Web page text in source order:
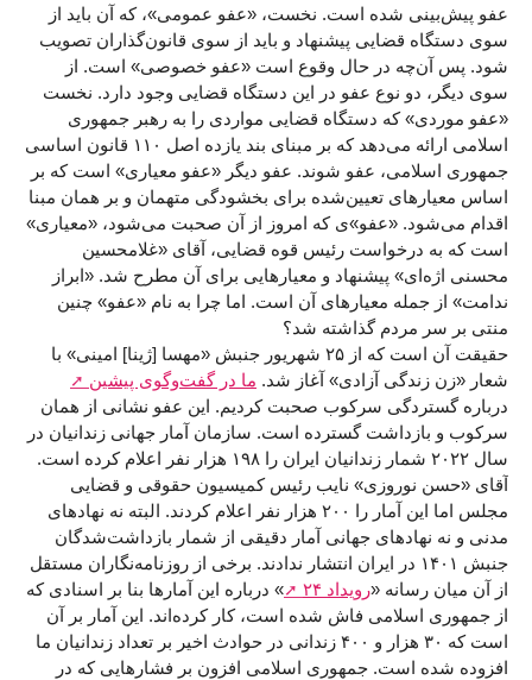
عفو پیش‌بینی شده است. نخست، «عفو عمومی»، که آن باید از
سوی دستگاه قضایی پیشنهاد و باید از سوی قانون‌گذاران تصویب
شود. پس آن‌چه در حال وقوع است «عفو خصوصی» است. از
سوی دیگر، دو نوع عفو در این دستگاه قضایی وجود دارد. نخست
«عفو موردی» که دستگاه قضایی مواردی را به رهبر جمهوری
اسلامی ارائه می‌دهد که بر مبنای بند یازده اصل ۱۱۰ قانون اساسی
جمهوری اسلامی، عفو شوند. عفو دیگر «عفو معیاری» است که بر
اساس معیارهای تعیین‌شده برای بخشودگی متهمان و بر همان مبنا
اقدام می‌شود. «عفو»ی که امروز از آن صحبت می‌شود، «معیاری»
است که به درخواست رئيس قوه قضایی، آقای «غلامحسین
محسنی اژه‌ای» پیشنهاد و معیارهایی برای آن مطرح شد. «ابراز
ندامت» از جمله معیارهای آن است. اما چرا به نام «عفو» چنین
منتی بر سر مردم گذاشته شد؟
حقیقت آن است که از ۲۵ شهریور جنبش «مهسا [ژینا] امینی» با
شعار «زن زندگی آزادی» آغاز شد. ما در گفت‌وگوی پیشین
درباره گستردگی سرکوب صحبت کردیم. این عفو نشانی از همان
سرکوب و بازداشت گسترده است. سازمان آمار جهانی زندانیان در
سال ۲۰۲۲ شمار زندانیان ایران را ۱۹۸ هزار نفر اعلام کرده است.
آقای «حسن نوروزی»‌ نایب رئیس کمیسیون حقوقی و قضایی
مجلس اما این آمار را ۲۰۰ هزار نفر اعلام کردند. البته نه نهادهای
مدنی و نه نهادهای جهانی آمار دقیقی از شمار بازداشت‌شدگان
جنبش ۱۴۰۱ در ایران انتشار ندادند. برخی از روزنامه‌نگاران مستقل
از آن میان رسانه «رویداد ۲۴
» درباره این آمارها بنا بر اسنادی که
از جمهوری اسلامی فاش شده است، کار کرده‌اند. این آمار بر آن
است که ۳۰ هزار و ۴۰۰ زندانی در حوادث اخیر بر تعداد زندانیان ما
افزوده شده است. جمهوری اسلامی افزون بر فشارهایی که در